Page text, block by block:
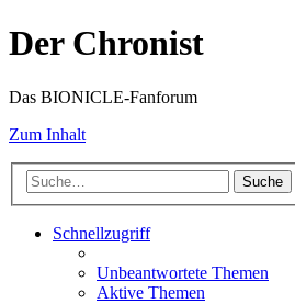
Der Chronist
Das BIONICLE-Fanforum
Zum Inhalt
Suche
Schnellzugriff
Unbeantwortete Themen
Aktive Themen